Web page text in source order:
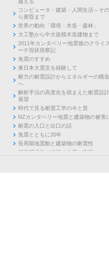
コンピュータ・建築・人間生活～そ
ら黄昏まで
世界の動向「環境・木造・森林」
大工塾から中大規模木造建物まで
2011年カンタベリー地震後のクライ
ーチ現状視察記
免震のすすめ
東日本大震災を経験して
耐力の耐震設計からエネルギーの構
へ
解析手法の高度化を踏まえた耐震設
展望
時代で見る耐震工学の今と昔
NZカンタベリー地震と建築物の被害
耐震の入口と出口の話
免震とともに20年
長周期地震動と建築物の耐震性
都市環境学で紐解く地震と建築